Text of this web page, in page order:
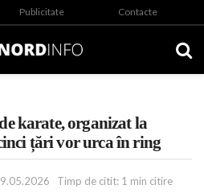
Publicitate Contacte
karate, organizat la
țări vor urca în ring
Timp de citit: 1 min citire